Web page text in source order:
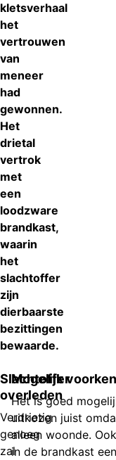
kletsverhaal
het
vertrouwen
van
meneer
had
gewonnen.
Het
drietal
vertrok
met
een
loodzware
brandkast,
waarin
het
slachtoffer
zijn
dierbaarste
bezittingen
bewaarde.
Slachtoffer
overleden
Verdrietig
genoeg
zal
Mogelijk
Het is goed
uitkozen juist
alleen woonde.
in de brandkast